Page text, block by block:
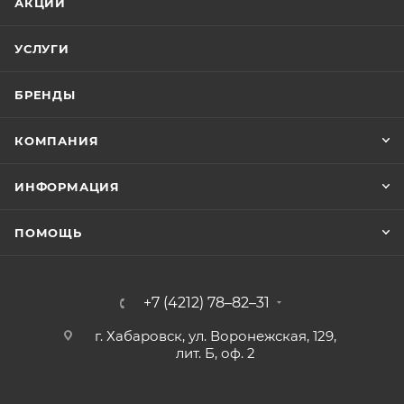
УСЛУГИ
БРЕНДЫ
КОМПАНИЯ
ИНФОРМАЦИЯ
ПОМОЩЬ
+7 (4212) 78–82–31
г. Хабаровск, ул. Воронежская, 129,
лит. Б, оф. 2